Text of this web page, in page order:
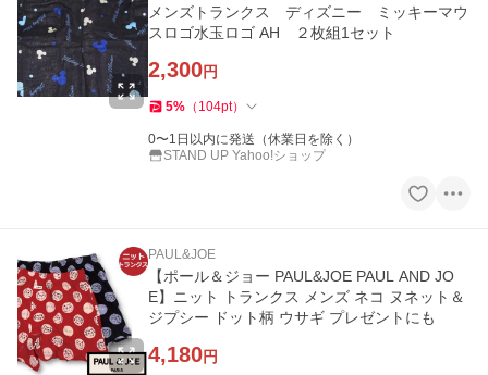
メンズトランクス ディズニー ミッキーマウ
スロゴ水玉ロゴ AH ２枚組1セット
2,300円
5% （ 104pt）
0〜1日以内に発送（休業日を除く）
STAND UP Yahoo!ショップ
PAUL&JOE
【ポール＆ジョー PAUL&JOE PAUL AND JO
E】ニット トランクス メンズ ネコ ヌネット＆
ジプシー ドット柄 ウサギ プレゼントにも
4,180円